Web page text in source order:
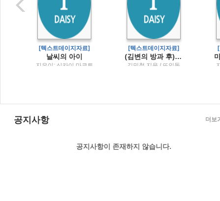
[텍스트데이지자료]
날씨의 아이
지은이: 신카이 마코토
[텍스트데이지자료]
(김변의 방과 후) 법률사무소 그런 법이 어딨냐고 묻고 싶을 때
김민철 지음 / 뜨인돌
공지사항
공지사항이 존재하지 않습니다.
더보